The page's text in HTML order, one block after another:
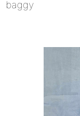
baggy